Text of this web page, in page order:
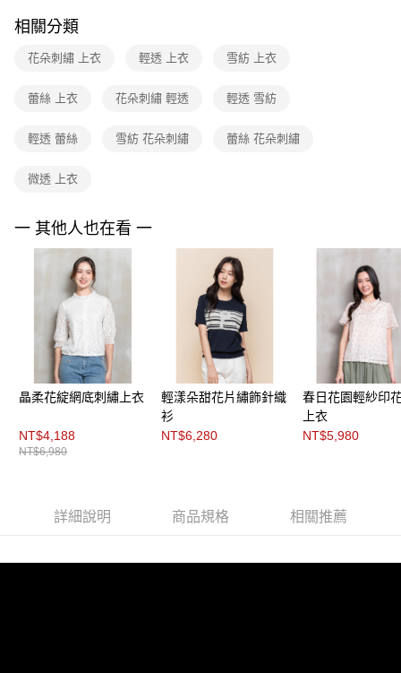
３．收到繳費通知簡訊後14天內，點擊此簡訊中的連結，可透過四大超商／
ATM／網路銀行／等多元方式進行付款，方視為交易完成。
※ 請注意：結帳手續完成當下不需立刻繳費，但若您需要取消訂單，請聯絡
購買商品的店家。未經商家同意取消之訂單仍視為有效，需透過AFTEE先享
※ 交易是否成功請以「AFTEE先享後付 」之結帳頁面顯示為準，若有關於
客戶支援中心」
https://netprotections.freshdesk.com/support/home
１．透過由恩沛科技股份有限公司提供之「AFTEE先享後付」服務完成之交
２．關於個人資料處理事宜，請瀏覽以下網址：
３．未成年的使用者請事先徵得法定代理人或監護人之同意方可使用
「AFTEE先享後付」，若未經同意申辦者引起之損失，本公司不負相關責
４．使用「AFTEE先享後付」時，將依據個別帳號之用戶狀況，依本公司即
時審查核予不同之上限額度；若仍有額度不足之情形，本公司將視審查結果
請求用戶進行身份認證。
５．嚴禁一人註冊多個帳號或使用他人資訊註冊。若發現惡意使用之情形，
恩沛科技股份有限公司將有權停止該用戶之使用額度並採取法律行動。
每筆NT$90，滿NT$3,600(含以上)免運費
離島宅配 (蘭嶼恕不配送)
免運費
相關分類
花朵刺繡 上衣 輕透 上衣 雪紡 上衣
蕾絲 上衣 花朵刺繡 輕透 輕透 雪紡
輕透 蕾絲 雪紡 花朵刺繡 蕾絲 花朵刺繡
微透 上衣
一 其他人也在看 一
晶柔花綻網底刺繡上衣
NT$4,188
NT$6,980
輕漾朵甜花片繡飾針織
衫
NT$6,280
春日花園輕紗印
上衣
NT$5,980
詳細說明 商品規格 相關推薦